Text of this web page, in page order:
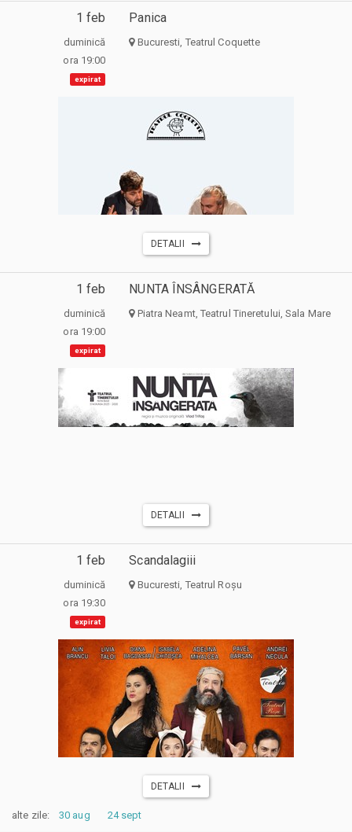
1 feb
duminică
ora 19:00
expirat
Panica
Bucuresti, Teatrul Coquette
DETALII
1 feb
duminică
ora 19:00
expirat
NUNTA ÎNSÂNGERATĂ
Piatra Neamt, Teatrul Tineretului, Sala Mare
DETALII
1 feb
duminică
ora 19:30
expirat
Scandalagiii
Bucuresti, Teatrul Roșu
DETALII
alte zile: 30 aug 24 sept